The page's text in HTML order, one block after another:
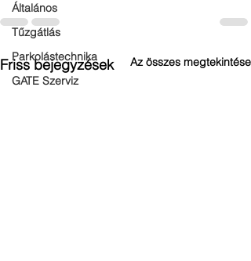
Általános
Tűzgátlás
Parkolástechnika
GATE Szerviz
Friss bejegyzések Az összes megtekintése